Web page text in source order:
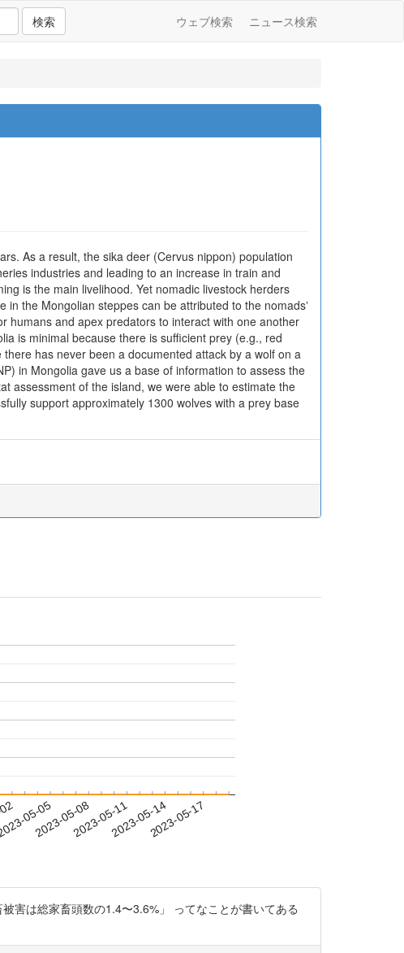
検索 ウェブ検索 ニュース検索
As a result, the sika deer (Cervus nippon) population
industries and leading to an increase in train and
is the main livelihood. Yet nomadic livestock herders
the Mongolian steppes can be attributed to the nomadsʼ
humans and apex predators to interact with one another
is minimal because there is sufficient prey (e.g., red
has never been a documented attack by a wolf on a
in Mongolia gave us a base of information to assess the
assessment of the island, we were able to estimate the
support approximately 1300 wolves with a prey base
05-05
2023-05-082023-05-112023-05-142023-05-17
害は総家畜頭数の1.4〜3.6%」 ってなことが書いてある